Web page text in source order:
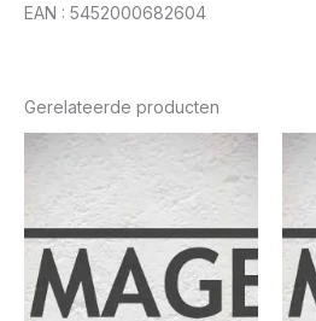
EAN : 5452000682604
Gerelateerde producten